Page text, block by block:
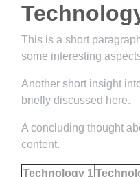
This is a short
some interesting
Another short insight
briefly discussed here.
A concluding thought
content.
Technology 1